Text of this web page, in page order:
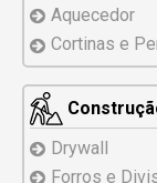
Aquecedor
Cortinas e
Drywall
Forros e